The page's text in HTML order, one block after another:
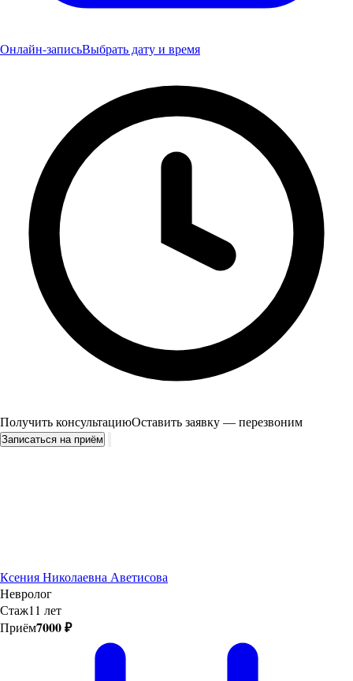
Онлайн-записьВыбрать дату и время
Получить консультациюОставить заявку — перезвоним
Записаться на приём
Ксения Николаевна Аветисова
Невролог
Стаж11 лет
Приём7000 ₽